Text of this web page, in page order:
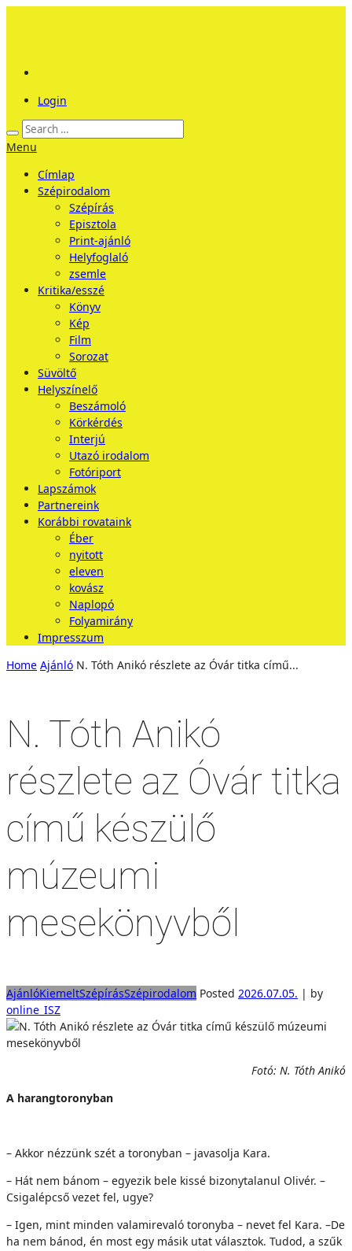
Login
Menu
Címlap
Szépirodalom
Szépírás
Episztola
Print-ajánló
Helyfoglaló
zsemle
Kritika/esszé
Könyv
Kép
Film
Sorozat
Süvöltő
Helyszínelő
Beszámoló
Körkérdés
Interjú
Utazó irodalom
Fotóriport
Lapszámok
Partnereink
Korábbi rovataink
Éber
nyitott
eleven
kovász
Naplopó
Folyamirány
Impresszum
Home Ajánló N. Tóth Anikó részlete az Óvár titka című...
N. Tóth Anikó
részlete az Óvár titka
című készülő
múzeumi
mesekönyvből
AjánlóKiemeltSzépírásSzépirodalom Posted 2026.07.05. | by
online_ISZ
Fotó: N. Tóth Anikó
A harangtoronyban
– Akkor nézzünk szét a toronyban – javasolja Kara.
– Hát nem bánom – egyezik bele kissé bizonytalanul Olivér. –
Csigalépcső vezet fel, ugye?
– Igen, mint minden valamirevaló toronyba – nevet fel Kara. –De
ha nem bánod, én most egy másik utat választok. Tudod, a szűk